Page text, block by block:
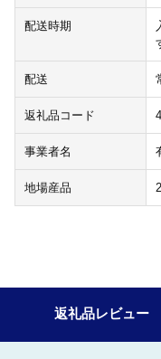
配送時期
配送
返礼品コード
事業者名
地場産品 2
返礼品レビュー